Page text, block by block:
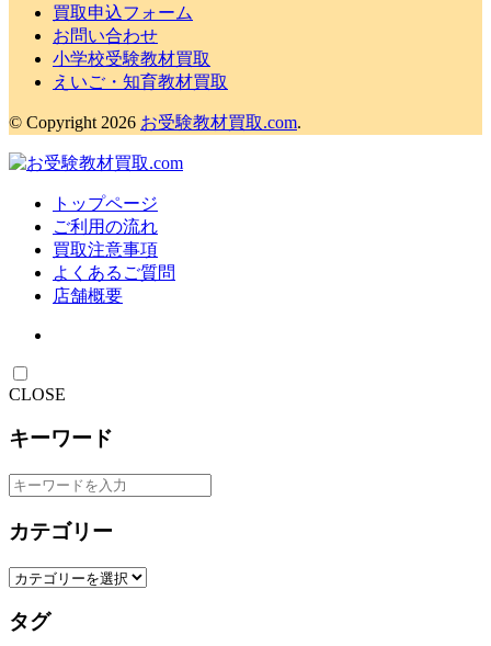
買取申込フォーム
お問い合わせ
小学校受験教材買取
えいご・知育教材買取
© Copyright 2026 お受験教材買取.com.
トップページ
ご利用の流れ
買取注意事項
よくあるご質問
店舗概要
CLOSE
キーワード
カテゴリー
タグ